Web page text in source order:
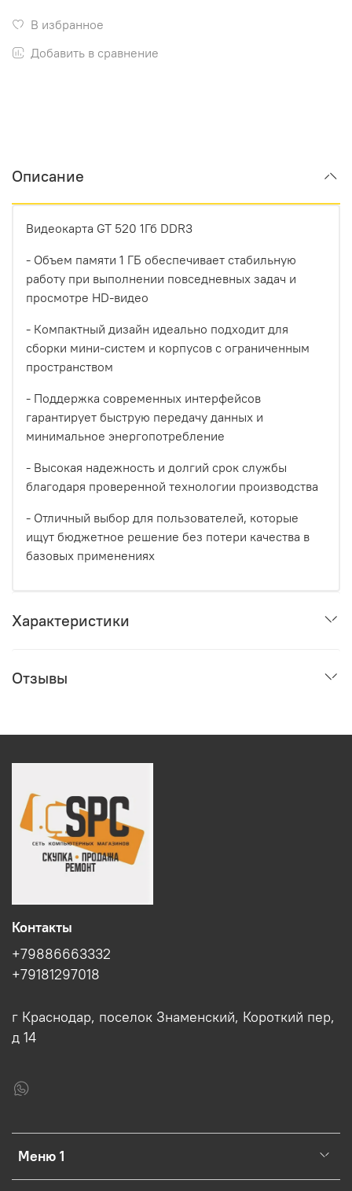
В избранное
Добавить в сравнение
Описание
Видеокарта GT 520 1Гб DDR3
- Объем памяти 1 ГБ обеспечивает стабильную
работу при выполнении повседневных задач и
просмотре HD-видео
- Компактный дизайн идеально подходит для
сборки мини-систем и корпусов с ограниченным
пространством
- Поддержка современных интерфейсов
гарантирует быструю передачу данных и
минимальное энергопотребление
- Высокая надежность и долгий срок службы
благодаря проверенной технологии производства
- Отличный выбор для пользователей, которые
ищут бюджетное решение без потери качества в
базовых применениях
Характеристики
Отзывы
Меню 1
Контакты
+79886663332
+79181297018
г Краснодар, поселок Знаменский, Короткий пер,
д 14